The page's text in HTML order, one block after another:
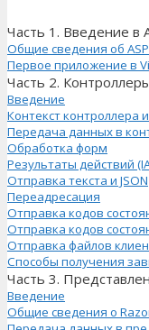
Часть 1. Введение в
Общие сведения об
Первое приложение в
Часть 2.
Введение
Контекст контроллера
Передача данных в
Обработка форм
Результаты действий
Отправка текста и JSON
Переадресация
Отправка кодов
Отправка кодов
Отправка файлов
Способы получения
Часть 3.
Введение
Общие сведения о